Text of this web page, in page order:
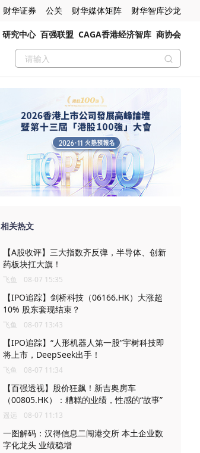
财华证券 公关 财华媒体矩阵 财华智库沙龙
研究中心 百强联盟 CAGA香港经济智库 商协会
相关热文
【A股收评】三大指数齐反弹，半导体、创新
药板块扛大旗！
飞鱼 08-07 15:35
【IPO追踪】剑桥科技（06166.HK）大涨超
10% 股东套现结束？
飞鱼 08-07 13:43
【IPO追踪】“人形机器人第一股”宇树科技即
将上市，DeepSeek出手！
飞鱼 08-07 11:34
【百强透视】股价狂飙！新吉奥房车
（00805.HK）：糟糕的业绩，性感的“故事”
遥远 08-07 11:13
一图解码：汉得信息二闯港交所 本土企业数
字化龙头 业绩稳增